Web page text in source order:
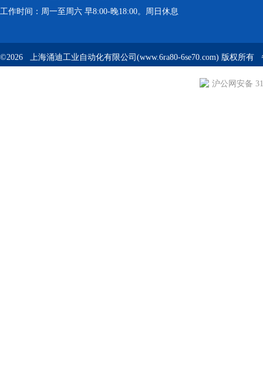
工作时间：周一至周六 早8:00-晚18:00。周日休息
©2026 上海涌迪工业自动化有限公司(www.6ra80-6se70.com) 版权所有
沪公网安备